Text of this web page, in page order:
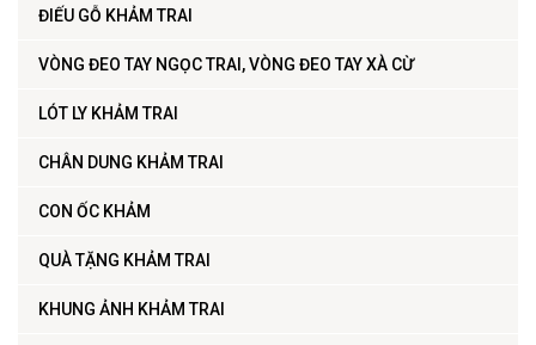
ĐIẾU GỖ KHẢM TRAI
VÒNG ĐEO TAY NGỌC TRAI, VÒNG ĐEO TAY XÀ CỪ
LÓT LY KHẢM TRAI
CHÂN DUNG KHẢM TRAI
CON ỐC KHẢM
QUÀ TẶNG KHẢM TRAI
KHUNG ẢNH KHẢM TRAI